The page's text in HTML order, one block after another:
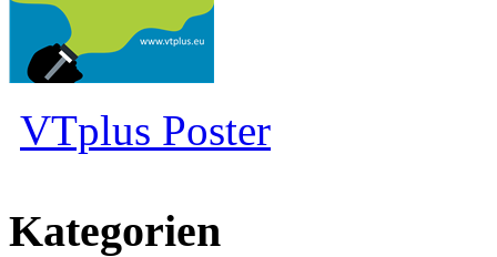
VTplus Poster
Kategorien